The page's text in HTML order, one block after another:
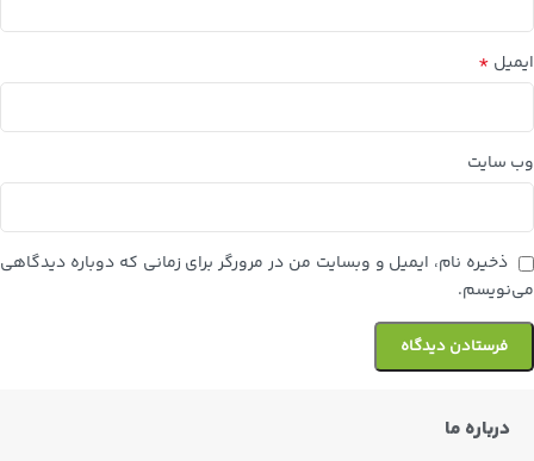
ایمیل *
وب‌ سایت
ذخیره نام، ایمیل و وبسایت من در مرورگر برای زمانی که دوباره دیدگاهی
می‌نویسم.
درباره ما